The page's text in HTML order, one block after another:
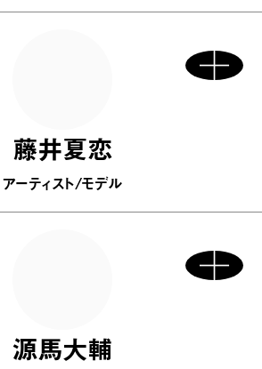
藤井夏恋
アーティスト/モデル
源馬大輔